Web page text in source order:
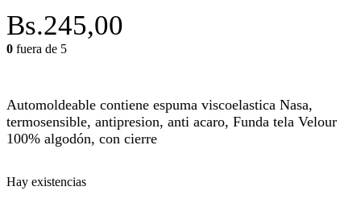
Bs.245,00
0 fuera de 5
Automoldeable contiene espuma viscoelastica Nasa,
termosensible, antipresion, anti acaro, Funda tela Velour
100% algodón, con cierre
Hay existencias